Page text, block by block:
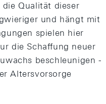
die Qualität dieser
und hängt mit
spielen hier
die Schaffung neuer
beschleunigen -
Altersvorsorge